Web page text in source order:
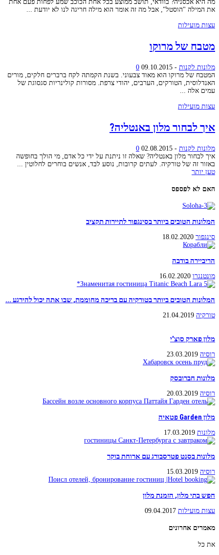
מה היא אכסניה? בוודאי, תושב ממוצע בכל אחת הכוכב שמע לפחות פעם אחת
את המילה "הוסטל", אבל מה זה אומר הוא מילה חריגה לנו לא יודעת ...
עצות מועילות
מטבח של מרוקו
מלונות לקנות -
09.10.2015
0
המטבח של מרוקו הוא מאוד צבעוני. בשנת הקמתה לקח ברברים חלקים, מורים
האנדלוסית, הטורקים, הערבים, יהודי צרפת. מסורות קולינריות סגסוגת של
עמים אלה ...
עצות מועילות
איך לבחור מלון באנטליה?
מלונות לקנות -
02.08.2015
0
איך לבחור מלון באנטליה? שאלה זו ניתנת על ידי כל אדם, מי הולך בחופשה
באזור זה של טורקיה. לעתים קרובות, נוסע לבד, אנשים בוחרים לחלוטין ...
טען יותר
האם לא לפספס
המלונות הטובים ביותר בסינגפור לתיירות תקציב
סינגפור 18.02.2020
הריביירה בודבה
מונטנגרו 16.02.2020
המלונות הטובים ביותר בטורקיה עם בריכה מחוממת, שבו אתה יכול להירגע ...
טורקיה 21.04.2019
מלון פארק סוצ'י
רוסיה 23.03.2019
מלונות חברובסק
רוסיה 20.03.2019
מלון Garden פטאיה
מלונות 17.03.2019
מלונות בסנט פטרסבורג עם ארוחת בוקר
רוסיה 15.03.2019
חפש בתי מלון, הזמנת מלון
עצות מועילות 09.04.2017
מאמרים אחרונים
את כל